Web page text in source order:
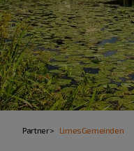
Partner LimesGemeinden